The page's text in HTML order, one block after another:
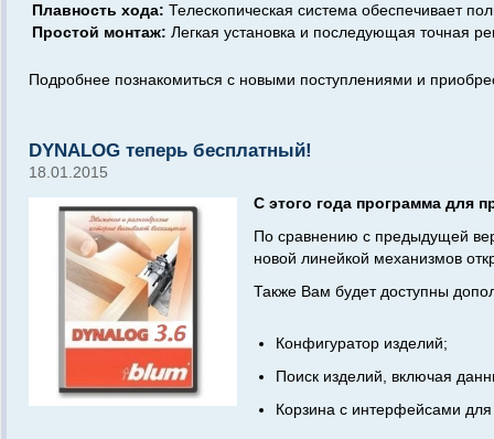
Плавность хода: Телескопическая система обеспечивает
Простой монтаж: Легкая установка и последующая точная
Подробнее познакомиться с новыми поступлениями и
DYNALOG теперь бесплатный!
18.01.2015
С этого года программа для
По сравнению с предыдущей
новой линейкой механизмов
Также Вам будет доступны
Конфигуратор изделий;
Поиск изделий, включая
Корзина с интерфейсами